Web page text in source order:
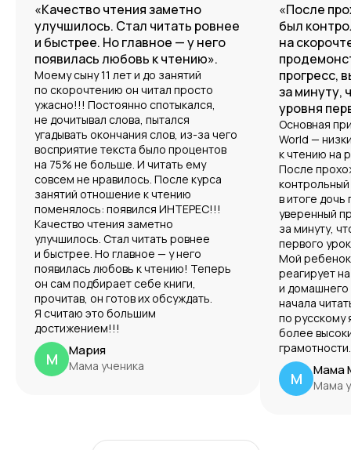
«Качество чтения заметно
улучшилось. Стал читать ровнее
и быстрее. Но главное — у него
появилась любовь к чтению».
Моему сыну 11 лет и до занятий
по скорочтению он читал просто
ужасно!!! Постоянно спотыкался,
не дочитывал слова, пытался
угадывать окончания слов, из-за чего
восприятие текста было процентов
на 75% не больше. И читать ему
совсем не нравилось. После курса
занятий отношение к чтению
поменялось: появился ИНТЕРЕС!!!
Качество чтения заметно
улучшилось. Стал читать ровнее
и быстрее. Но главное — у него
появилась любовь к чтению! Теперь
он сам подбирает себе книги,
прочитав, он готов их обсуждать.
Я считаю это большим
достижением!!!
М Мария
Мама ученика
«После
был
на
прогресс,
за минуту,
уровня
Основная
World —
к чтению на
После
в итоге
уверенный
за минуту,
первого
Мой
реагирует
и домашнего
начала
по русскому
более
М Мама
Мама